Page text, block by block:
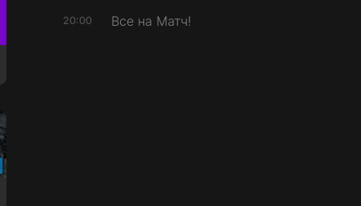
20:00 Все на Матч!